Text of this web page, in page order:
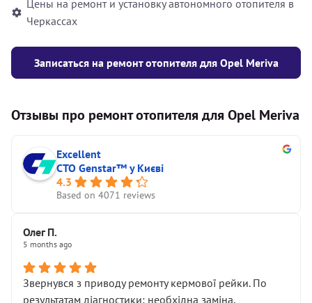
Цены на ремонт и установку автономного отопителя в
Черкассах
Записаться на ремонт отопителя для Opel Meriva
Отзывы про ремонт отопителя для Opel Meriva
Excellent
СТО Genstar™ у Києві
4.3
Based on 4071 reviews
Олег П.
5 months ago
Звернувся з приводу ремонту кермової рейки. По
результатам діагностики: необхідна заміна,